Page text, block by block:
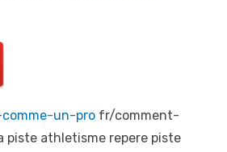
un-pro fr/comment-
athletisme repere piste